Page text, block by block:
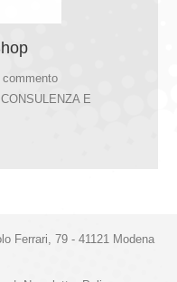
commento
E
Ferrari, 79 - 41121 Modena